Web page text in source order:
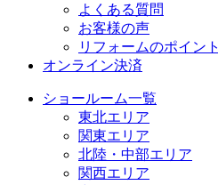
よくある質問
お客様の声
リフォームのポイント
オンライン決済
ショールーム一覧
東北エリア
関東エリア
北陸・中部エリア
関西エリア